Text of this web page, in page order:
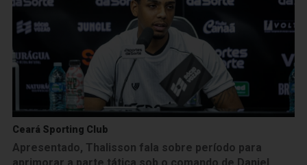
Ceará Sporting Club
Apresentado, Thalisson fala sobre período para